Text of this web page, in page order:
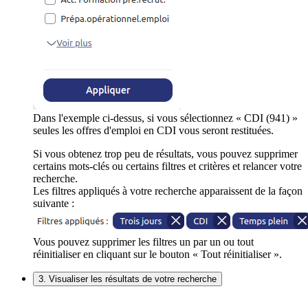
Dans l'exemple ci-dessus, si vous sélectionnez « CDI (941) »
seules les offres d'emploi en CDI vous seront restituées.
Si vous obtenez trop peu de résultats, vous pouvez supprimer
certains mots-clés ou certains filtres et critères et relancer votre
recherche.
Les filtres appliqués à votre recherche apparaissent de la façon
suivante :
Vous pouvez supprimer les filtres un par un ou tout
réinitialiser en cliquant sur le bouton « Tout réinitialiser ».
3. Visualiser les résultats de votre recherche